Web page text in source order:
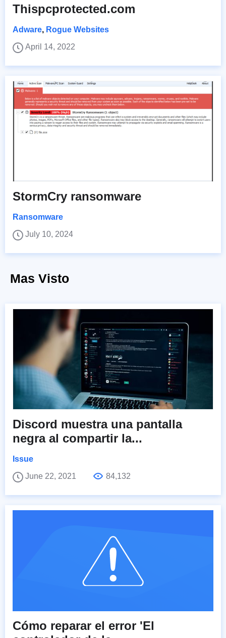
Thispcprotected.com
Adware, Rogue Websites
April 14, 2022
StormCry ransomware
Ransomware
July 10, 2024
Mas Visto
Discord muestra una pantalla
negra al compartir la...
Issue
June 22, 2021
84,132
Cómo reparar el error 'El